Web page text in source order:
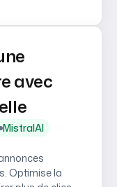
avec
MistralAI
Optimise la